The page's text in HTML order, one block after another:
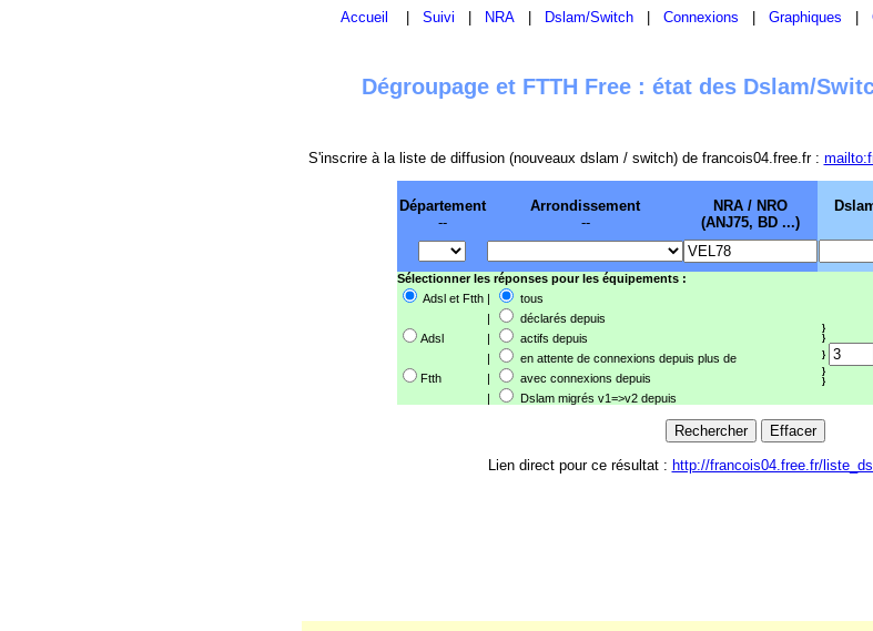
Accueil Suivi NRA Dslam/Switch Connexions Graphiques
Dégroupage et FTTH Free : état des Dslam/
S'inscrire à la liste de diffusion (nouveaux dslam / switch) de francois04.free.fr :
Département
--
Arrondissement
--
NRA / NRO
(ANJ75, BD ...)
Sélectionner les réponses pour les équipements :
Adsl et Ftth |
tous
|
déclarés depuis
}
}
}
}
}
Adsl |
actifs depuis
|
en attente de connexions depuis plus de
Ftth
|
avec connexions depuis
|
Dslam migrés v1=>v2 depuis
Lien direct pour ce résultat : http://francois04.free.fr/